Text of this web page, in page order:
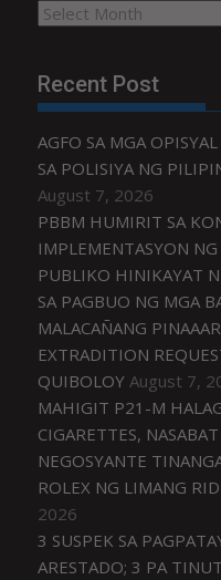
Archives
Recent Post
AGFO SA MGA
SA POLISIYA NG
August 7, 2026
PBBM HUMIRIT SA
IMPLEMENTASYON NG
PUBLIKO HINIKAYAT
SA PAGBUO NG MGA
MALACAÑANG
EXTRADITION
QUIBOLOY August 7,
MAHIGIT P21-M
CIGARETTES,
NEGOSYANTE
ROLEX NG LIMANG
2026
3 SUSPEK SA
ARESTADO; 3 PA